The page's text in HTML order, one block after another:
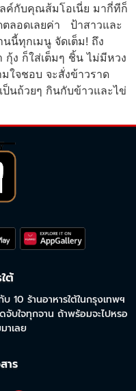
ค์กับคุณส้มโอเนี่ย มากี่ทีก็
ตลอดเลยค่า ป้าสาวและ
นี้ทุกเมนู จัดเต็ม! ถึง
กุ้ง ก็ใส่เต็มๆ ชิ้น ไม่มีหวง
ใจชอบ จะสั่งข้าวราด
นถ้วยๆ กินกับข้าวและไข่
ต้
10 ร้านอาหารใต้ในกรุงเทพฯ
บใจทุกจาน ถ้าพร้อมจะไปหรอ
าเลย
าร